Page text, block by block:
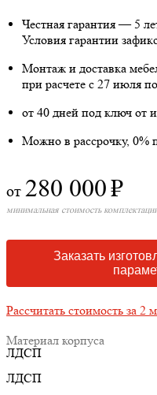
Честная гарантия — 5
Условия гарантии
Монтаж и доставка
при расчете с 27 июля
от 40 дней под ключ от
Можно в рассрочку, 0%
от 280 000₽
минимальная стоимость
Заказать
Рассчитать стоимость за 2
Материал корпуса
ЛДСП
ЛДСП